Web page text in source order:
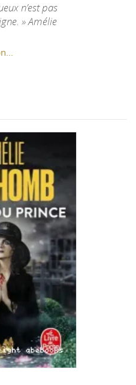
n’est pas
» Amélie